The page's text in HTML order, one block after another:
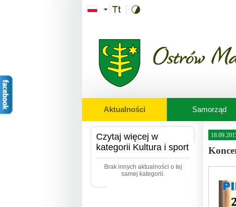
Aktualności Samorząd
Czytaj więcej w
kategorii Kultura i sport
Brak innych aktualności o tej
samej kategorii.